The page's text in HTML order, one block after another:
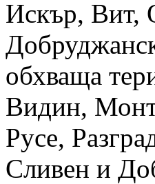
Искър, Вит,
обхваща
Видин,
Русе,
Сливен и